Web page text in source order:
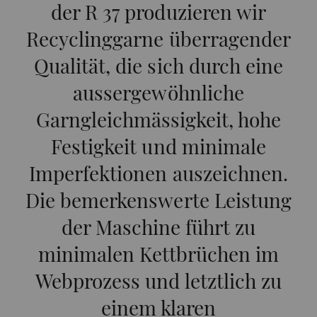
der R 37 produzieren wir
Recyclinggarne überragender
Qualität, die sich durch eine
aussergewöhnliche
Garngleichmässigkeit, hohe
Festigkeit und minimale
Imperfektionen auszeichnen.
Die bemerkenswerte Leistung
der Maschine führt zu
minimalen Kettbrüchen im
Webprozess und letztlich zu
einem klaren
Beschreibung Gültigkeit
_ga
Registriert eine
eindeutige ID. Wird
verwendet, um
statistische Daten zu
generieren, die die
Benutzerverhaltens auf
der Website
2 Jahre
_gat_XXX
Google Analytics Session
Cookie
eindeutige ID. Wird
verwendet, um
1 Tag